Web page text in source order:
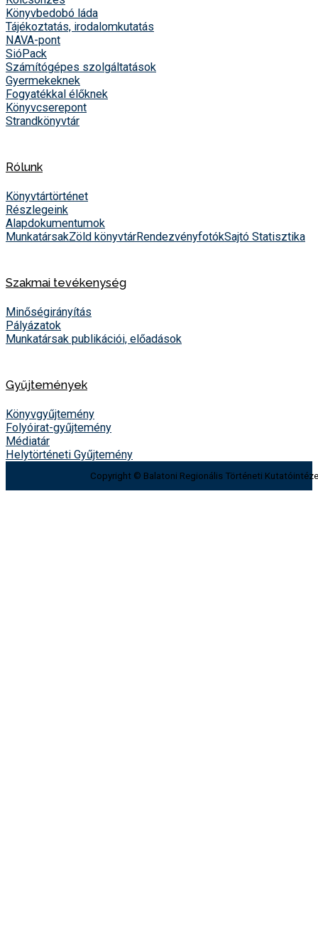
Könyvbedobó láda
Tájékoztatás, irodalomkutatás
NAVA-pont
SióPack
Számítógépes szolgáltatások
Gyermekeknek
Fogyatékkal élőknek
Könyvcserepont
Strandkönyvtár
Rólunk
Könyvtártörténet
Részlegeink
Alapdokumentumok
MunkatársakZöld könyvtárRendezvényfotókSajtó Statisztika
Szakmai tevékenység
Minőségirányítás
Pályázatok
Munkatársak publikációi, előadások
Gyűjtemények
Könyvgyűjtemény
Folyóirat-gyűjtemény
Médiatár
Helytörténeti Gyűjtemény
Copyright © Balatoni Regionális Történeti